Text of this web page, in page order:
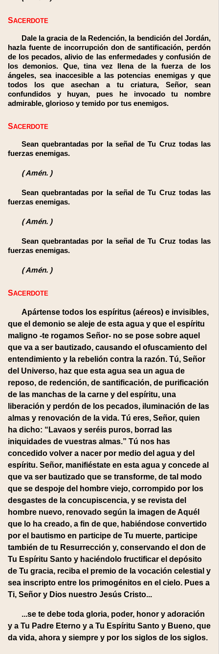
SACERDOTE
Dale la gracia de la Redención, la bendición del Jordán,
hazla fuente de incorrupción don de santificación, perdón
de los pecados, alivio de las enfermedades y confusión de
los demonios. Que, tina vez llena de la fuerza de los
ángeles, sea inaccesible a las potencias enemigas y que
todos los que asechan a tu criatura, Señor, sean
confundidos y huyan, pues he invocado tu nombre
admirable, glorioso y temido por tus enemigos.
SACERDOTE
Sean quebrantadas por la señal de Tu Cruz todas las
fuerzas enemigas.
(Amén. )
Sean quebrantadas por la señal de Tu Cruz todas las
fuerzas enemigas.
(Amén. )
Sean quebrantadas por la señal de Tu Cruz todas las
fuerzas enemigas.
(Amén. )
SACERDOTE
Apártense todos los espíritus (aéreos) e invisibles,
que el demonio se aleje de esta agua y que el espíritu
maligno -te rogamos Señor- no se pose sobre aquel
que va a ser bautizado, causando el ofuscamiento del
entendimiento y la rebelión contra la razón. Tú, Señor
del Universo, haz que esta agua sea un agua de
reposo, de redención, de santificación, de purificación
de las manchas de la carne y del espíritu, una
liberación y perdón de los pecados, iluminación de las
almas y renovación de la vida. Tú eres, Señor, quien
ha dicho: “Lavaos y seréis puros, borrad las
iniquidades de vuestras almas.” Tú nos has
concedido volver a nacer por medio del agua y del
espíritu. Señor, manifiéstate en esta agua y concede al
que va ser bautizado que se transforme, de tal modo
que se despoje del hombre viejo, corrompido por los
desgastes de la concupiscencia, y se revista del
hombre nuevo, renovado según la imagen de Aquél
que lo ha creado, a fin de que, habiéndose convertido
por el bautismo en participe de Tu muerte, participe
también de tu Resurrección y, conservando el don de
Tu Espíritu Santo y haciéndolo fructificar el depósito
de Tu gracia, reciba el premio de la vocación celestial y
sea inscripto entre los primogénitos en el cielo. Pues a
Ti, Señor y Dios nuestro Jesús Cristo...
...se te debe toda gloria, poder, honor y adoración
y a Tu Padre Eterno y a Tu Espíritu Santo y Bueno, que
da vida, ahora y siempre y por los siglos de los siglos.